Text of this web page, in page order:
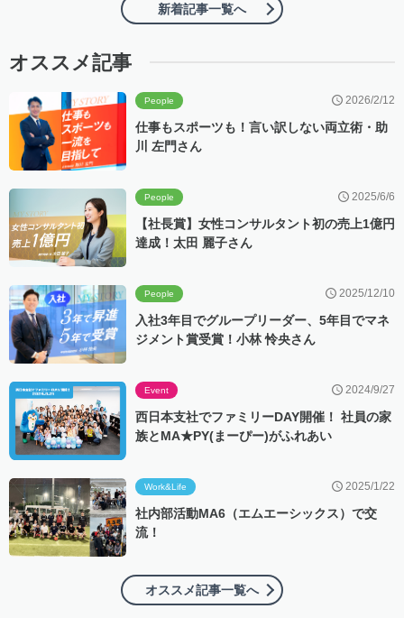
新着記事一覧へ
オススメ記事
People 2026/2/12
仕事もスポーツも！言い訳しない両立術・助
川 左門さん
People 2025/6/6
【社長賞】女性コンサルタント初の売上1億円
達成！太田 麗子さん
People 2025/12/10
入社3年目でグループリーダー、5年目でマネ
ジメント賞受賞！小林 怜央さん
Event 2024/9/27
西日本支社でファミリーDAY開催！ 社員の家
族とMA★PY(まーぴー)がふれあい
Work&Life 2025/1/22
社内部活動MA6（エムエーシックス）で交
流！
オススメ記事一覧へ